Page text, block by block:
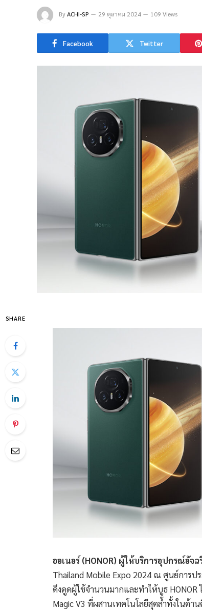
ByACHI-SP 29 ตุลาคม 2024 109 Views
Facebook Twitter
SHARE
ออเนอร์ (HONOR) ผู้ให้บริการอุปกรณ์อัจ
Thailand Mobile Expo 2024 ณ ศูนย์การ
ดึงดูดผู้ใช้จำนวนมากและทำให้บูธ HONOR
Magic V3 ที่ผสานเทคโนโลยีสุดล้ำทั้งในด้